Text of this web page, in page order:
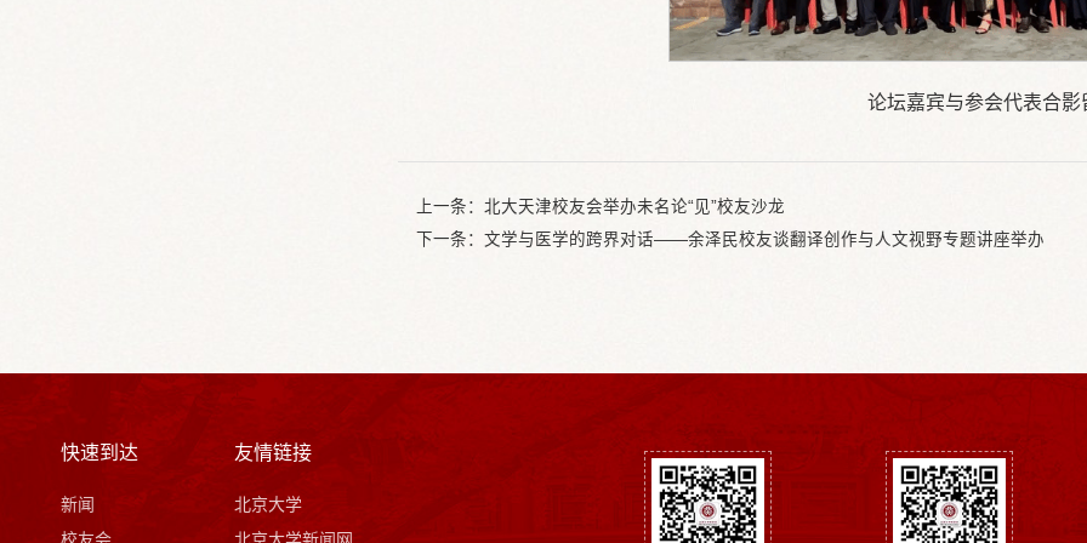
论坛嘉宾与参会代表合影
上一条： 北大天津校友会举办未名论“见”校友沙龙
下一条： 文学与医学的跨界对话——余泽民校友谈翻译创作与人文视野专题讲座举办
快速到达
新闻
友情链接
北京大学